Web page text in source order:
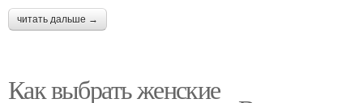
читать дальше →
Как выбрать женские